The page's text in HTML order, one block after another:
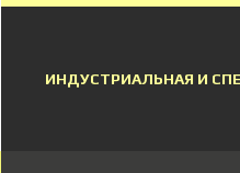
ИНДУСТРИАЛЬНАЯ И